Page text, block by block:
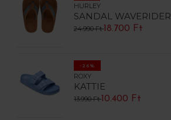
HURLEY
SANDAL WAVERIDER
24.990 Ft 18.700 Ft
-26%
ROXY
KATTIE
13.990 Ft 10.400 Ft